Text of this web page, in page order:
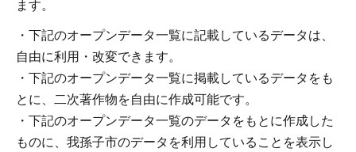
ます。
・下記のオープンデータ一覧に記載しているデータは、
自由に利用・改変できます。
・下記のオープンデータ一覧に掲載しているデータをも
とに、二次著作物を自由に作成可能です。
・下記のオープンデータ一覧のデータをもとに作成した
ものに、我孫子市のデータを利用していることを表示し